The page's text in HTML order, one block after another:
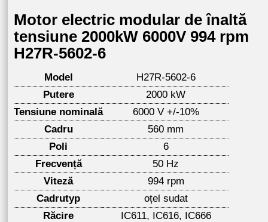
Motor electric modular de înaltă
tensiune 2000kW 6000V 994 rpm
H27R-5602-6
Model
H27R-5602-6
Putere
2000 kW
Tensiune nominală
6000 V +/-10%
Cadru
560 mm
Poli
6
Frecvență
50 Hz
Viteză
994 rpm
Cadrutyp
oțel sudat
Răcire
IC611, IC616, IC666